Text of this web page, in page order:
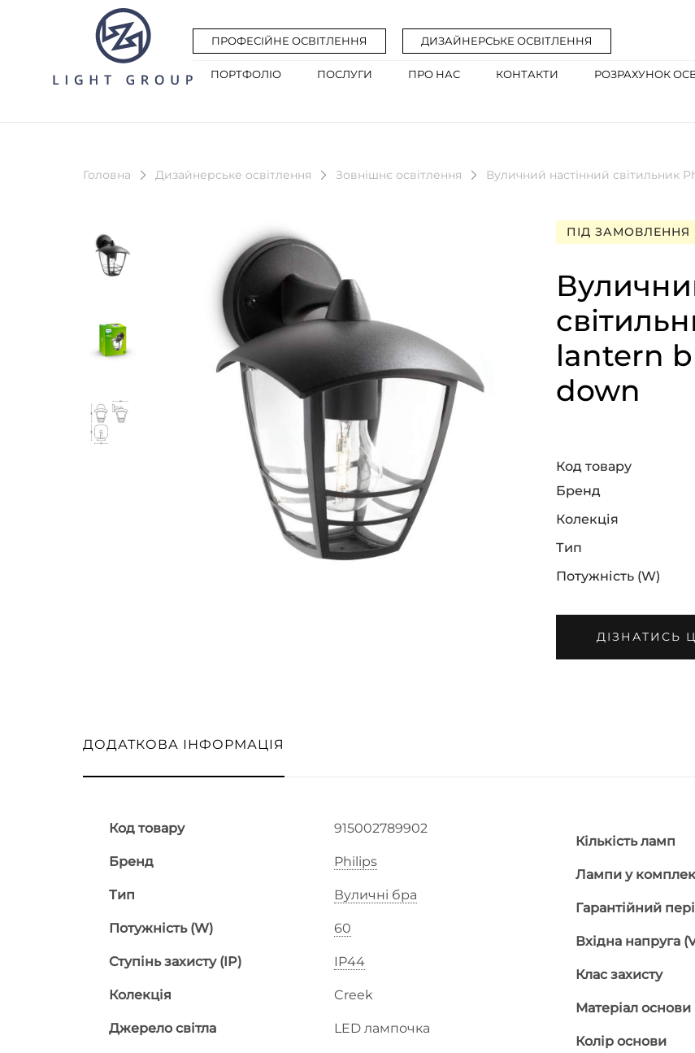
ПРОФЕСІЙНЕ ОСВІТЛЕННЯ ДИЗАЙНЕРСЬКЕ ОСВІТЛЕННЯ
ПОРТФОЛІО ПОСЛУГИ ПРО НАС КОНТАКТИ РОЗРАХУНОК
Головна Дизайнерське освітлення Зовнішнє освітлення Вуличний настінний світильник
ПІД ЗАМОВЛЕННЯ
lantern
down
Код товару
Бренд
Колекція
Тип
Потужність (W)
ДІЗНАТИСЬ
ДОДАТКОВА ІНФОРМАЦІЯ
Код товару 915002789902
Бренд Philips
Тип Вуличні бра
Потужність (W) 60
Ступінь захисту (IP) IP44
Колекція Creek
Джерело світла LED лампочка
Кількість ламп
Лампи у
Гарантійний
Вхідна напруга
Клас захисту
Матеріал основи
Колір основи